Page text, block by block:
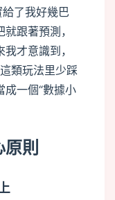
了我好幾巴
跟著預測，
才意識到，
類玩法里少踩
成一個“數據小
則